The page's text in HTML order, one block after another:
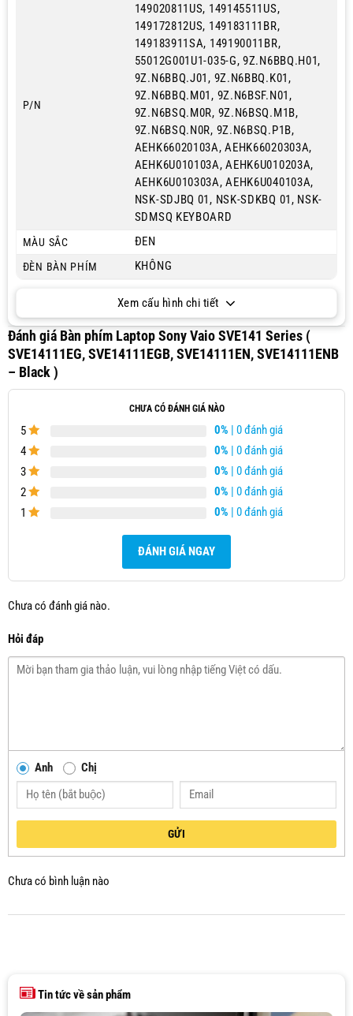
P/N
149020811US, 149145511US,
149172812US, 149183111BR,
149183911SA, 149190011BR,
55012G001U1-035-G, 9Z.N6BBQ.H01,
9Z.N6BBQ.J01, 9Z.N6BBQ.K01,
9Z.N6BBQ.M01, 9Z.N6BSF.N01,
9Z.N6BSQ.M0R, 9Z.N6BSQ.M1B,
9Z.N6BSQ.N0R, 9Z.N6BSQ.P1B,
AEHK66020103A, AEHK66020303A,
AEHK6U010103A, AEHK6U010203A,
AEHK6U010303A, AEHK6U040103A,
NSK-SDJBQ 01, NSK-SDKBQ 01, NSK-
SDMSQ KEYBOARD
MÀU SẮC ĐEN
ĐÈN BÀN PHÍM KHÔNG
Xem cấu hình chi tiết
Đánh giá Bàn phím Laptop Sony Vaio SVE141 Series (
SVE14111EG, SVE14111EGB, SVE14111EN, SVE14111ENB
– Black )
CHƯA CÓ ĐÁNH GIÁ NÀO
5 0% | 0 đánh giá
4
0% | 0 đánh giá
3
0% | 0 đánh giá
2
0% | 0 đánh giá
1
0% | 0 đánh giá
ĐÁNH GIÁ NGAY
Chưa có đánh giá nào.
Hỏi đáp
Anh Chị
GỬI
Chưa có bình luận nào
Tin tức về sản phẩm